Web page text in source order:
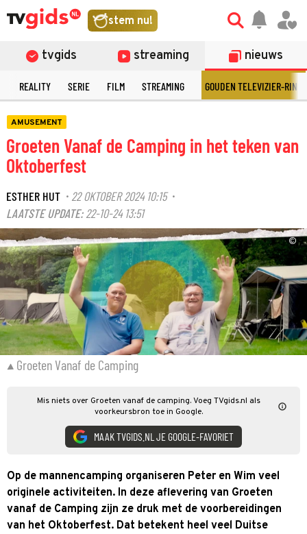
stem nu!
tvgids streaming nieuws
REALITY SERIE FILM STREAMING GOUDEN TELEVIZIER-RING
AMUSEMENT
Groeten Vanaf de Camping in het teken van
Oktoberfest
ESTHER HUT · 22 OKTOBER 2024 10:15·
LAATSTE UPDATE: 22-10-24 13:51
©
Groeten Vanaf de Camping
Mis niets over Groeten vanaf de camping. Voeg TVgids.nl als
voorkeursbron toe in Google.
MAAK TVGIDS.NL JE GOOGLE-FAVORIET
Op de mannencamping organiseren Peter en Wim veel
originele activiteiten. In deze aflevering van Groeten
vanaf de Camping zijn ze druk met de voorbereidingen
van het Oktoberfest. Dat betekent heel veel Duitse